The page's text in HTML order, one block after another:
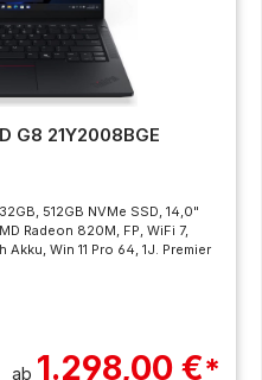
G8 21Y2008BGE
512GB NVMe SSD, 14,0"
Radeon 820M, FP, WiFi 7,
Akku, Win 11 Pro 64, 1J. Premier
ab 1.298,00 €*